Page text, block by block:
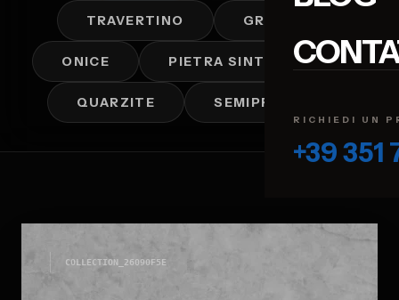
RICHIEDI UN
+39 351
TRAVERTINO GRANITO
ONICE PIETRA SINTERIZZATA
QUARZITE SEMIPREZIOSI
COLLECTION_ 26090F5E